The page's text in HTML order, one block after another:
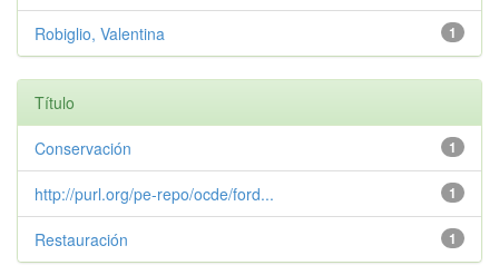
1
Robiglio, Valentina
Título
1
Conservación
1
http://purl.org/pe-repo/ocde/ford...
1
Restauración